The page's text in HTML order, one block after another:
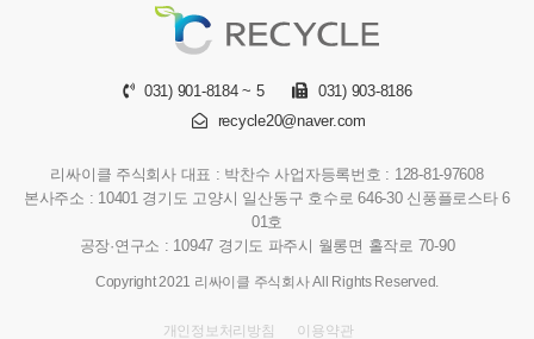
031) 901-8184 ~ 5
031) 903-8186
recycle20@naver.com
리싸이클 주식회사 대표 : 박찬수 사업자등록번호 : 128-81-97608
본사주소 : 10401 경기도 고양시 일산동구 호수로 646-30 신풍플로스타 6
01호
공장·연구소 : 10947 경기도 파주시 월롱면 홀작로 70-90
Copyright 2021 리싸이클 주식회사 All Rights Reserved.
개인정보처리방침 이용약관